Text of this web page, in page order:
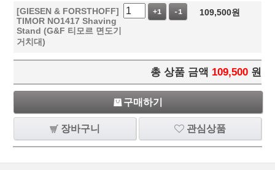
[GIESEN & FORSTHOFF]
TIMOR NO1417 Shaving
Stand (G&F 티모르 면도기
거치대)
+1 -1 109,500원
총 상품 금액 109,500 원
구매하기
장바구니 관심상품